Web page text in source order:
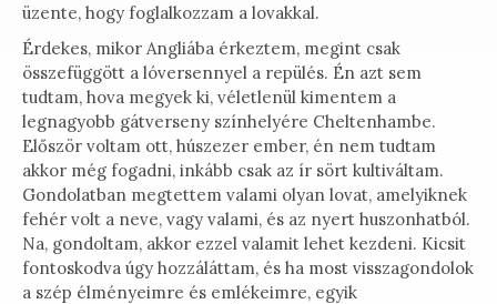
üzente, hogy foglalkozzam a lovakkal.
Érdekes, mikor Angliába érkeztem, megint csak
összefüggött a lóversennyel a repülés. Én azt sem
tudtam, hova megyek ki, véletlenül kimentem a
legnagyobb gátverseny színhelyére Cheltenhambe.
Először voltam ott, húszezer ember, én nem tudtam
akkor még fogadni, inkább csak az ír sört kultiváltam.
Gondolatban megtettem valami olyan lovat, amelyiknek
fehér volt a neve, vagy valami, és az nyert huszonhatból.
Na, gondoltam, akkor ezzel valamit lehet kezdeni. Kicsit
fontoskodva úgy hozzáláttam, és ha most visszagondolok
a szép élményeimre és emlékeimre, egyik